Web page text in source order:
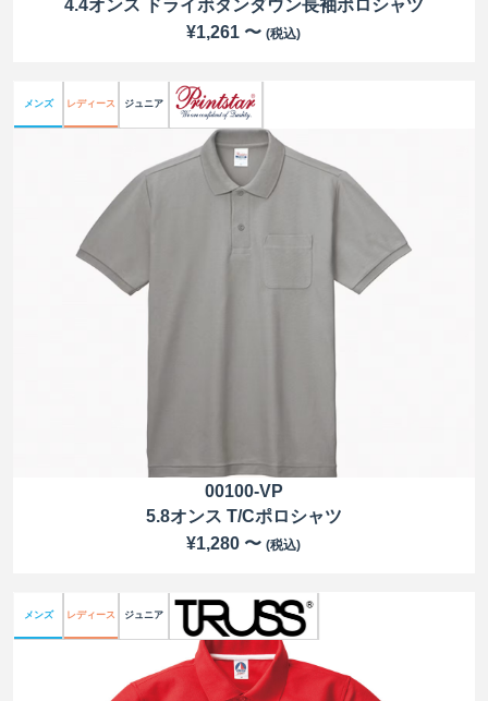
4.4オンス ドライボタンダウン長袖ポロシャツ
¥1,261 〜(税込)
メンズ レディース ジュニア
00100-VP
5.8オンス T/Cポロシャツ
¥1,280 〜(税込)
メンズ レディース ジュニア